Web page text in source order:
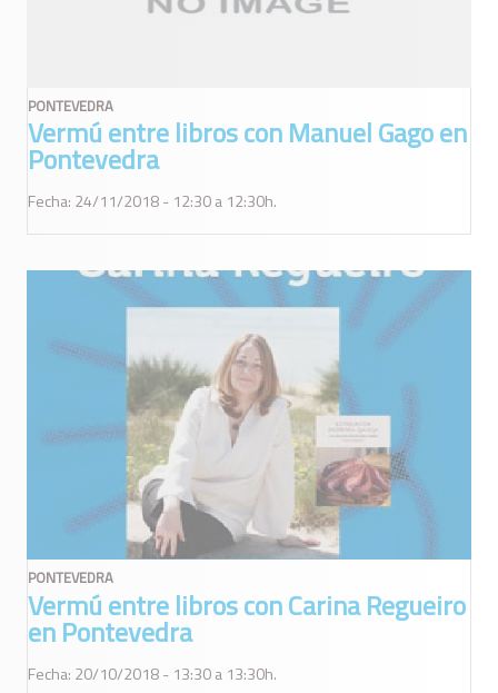
PONTEVEDRA
Vermú entre libros con Manuel Gago en
Pontevedra
Fecha: 24/11/2018 - 12:30 a 12:30h.
PONTEVEDRA
Vermú entre libros con Carina Regueiro
en Pontevedra
Fecha: 20/10/2018 - 13:30 a 13:30h.